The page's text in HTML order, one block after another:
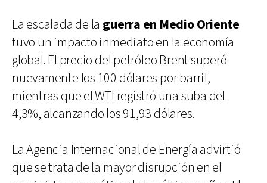
La escalada de la guerra en Medio Oriente
tuvo un impacto inmediato en la economía
global. El precio del petróleo Brent superó
nuevamente los 100 dólares por barril,
mientras que el WTI registró una suba del
4,3%, alcanzando los 91,93 dólares.
La Agencia Internacional de Energía advirtió
que se trata de la mayor disrupción en el